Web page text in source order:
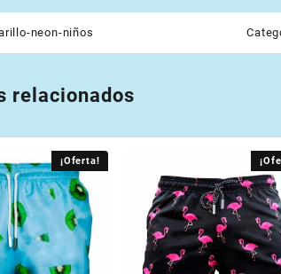
neon-niños
relacionados
¡Oferta!